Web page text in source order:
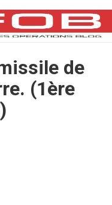
de
(1ère